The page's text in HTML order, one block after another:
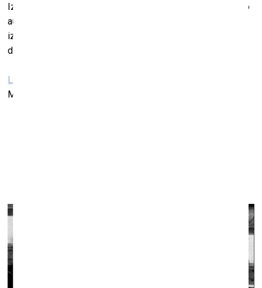
Izstādē apskatāms arī grāmatu dizainera Alekseja Muraško
autordarbs, kas veidots kā grafisks eksperiments,
izdevumā iekļaujot atsauces uz vairāku gadsimtu grāmatu
dizaina un maketēšanas tendencēm.
Latvijas Nacionālā bibliotēka
Mūkusalas iela 3, Rīga